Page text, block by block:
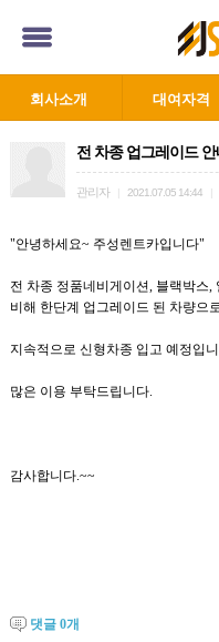
회사소개 대여자격
전 차종 업그레이드 안
관리자 2021.07.05 14:44
"안녕하세요~ 주성렌트카입니다"
전 차종 정품네비게이션, 블랙박스,
비해 한단계 업그레이드 된 차량으
지속적으로 신형차종 입고 예정입
많은 이용 부탁드립니다.
감사합니다.~~
댓글 0개